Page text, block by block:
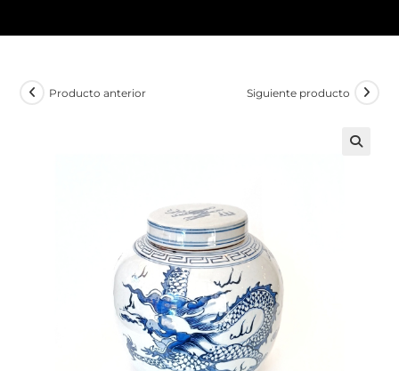
Producto anterior Siguiente producto